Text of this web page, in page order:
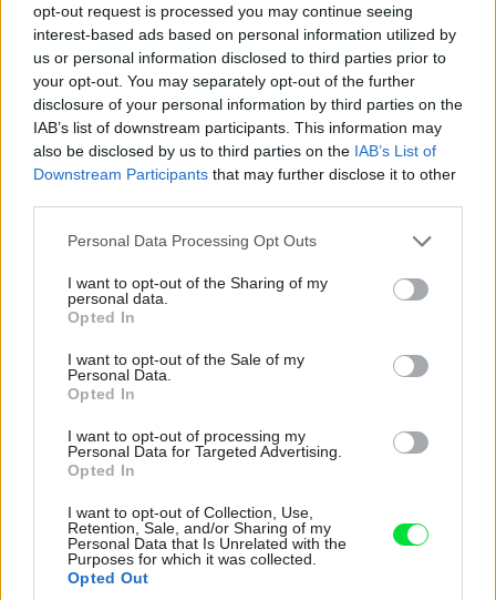
opt-out request is processed you may continue seeing
interest-based ads based on personal information utilized by
us or personal information disclosed to third parties prior to
your opt-out. You may separately opt-out of the further
disclosure of your personal information by third parties on the
IAB’s list of downstream participants. This information may
also be disclosed by us to third parties on the IAB’s List of
Downstream Participants that may further disclose it to other
Please note that this website/app uses one or more Google
not limited to your visit or usage behaviour. You may click to
grant or deny consent to Google and its third-party tags to
use your data for below specified purposes in below Google
consent section.
Personal Data Processing Opt Outs
I want to opt-out of the Sharing of my
personal data.
Opted In
I want to opt-out of the Sale of my
Personal Data.
Opted In
I want to opt-out of processing my
Personal Data for Targeted Advertising.
Opted In
I want to opt-out of Collection, Use,
Retention, Sale, and/or Sharing of my
Personal Data that Is Unrelated with the
Purposes for which it was collected.
Opted Out
cena za m21 072 Sk bez DPH
spotreba betónu90 l/m
spotreba betonárskej ocele
0,30 kg/m 2
Štiepkocementové dosky – stratené
debnenie